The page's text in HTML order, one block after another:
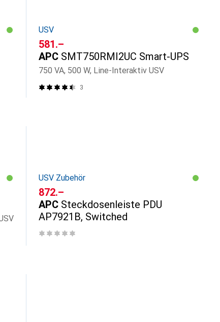
USV
CHF
581.–
APC SMT750RMI2UC Smart-UPS
750 VA, 500 W, Line-Interaktiv USV
3
USV Zubehör
CHF
872.–
APC Steckdosenleiste PDU
AP7921B, Switched